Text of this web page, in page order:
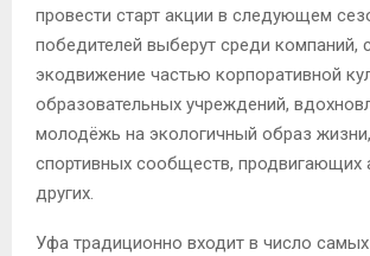
провести старт акции в следующем
победителей выберут среди компаний,
экодвижение частью корпоративной
образовательных учреждений,
молодёжь на экологичный образ
спортивных сообществ, продвигающих
других.
Уфа традиционно входит в число